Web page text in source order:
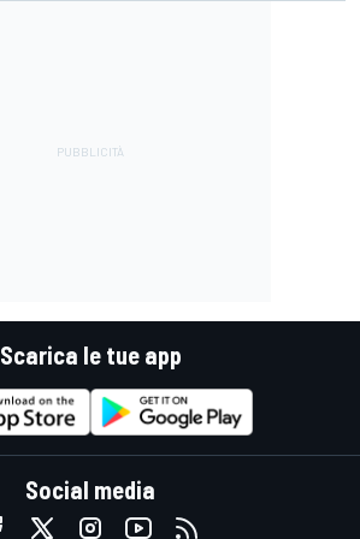
Scarica le tue app
Social media